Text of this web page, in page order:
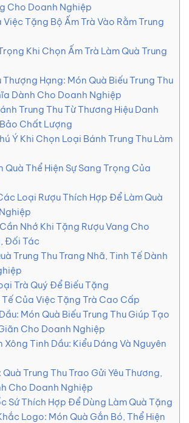
Cho Doanh Nghiệp
Tặng Bộ Ấm Trà Vào Rằm Trung
Khi Chọn Ấm Trà Làm Quà Trung
Thượng Hạng: Món Quà Biếu Trung Thu
Dành Cho Doanh Nghiệp
Trung Thu Từ Thương Hiệu Danh
Chất Lượng
Ý Khi Chọn Loại Bánh Trung Thu Làm
Quà Thể Hiện Sự Sang Trọng Của
Loại Rượu Thích Hợp Để Làm Quà
Nhớ Khi Tặng Rượu Vang Cho
Đối Tác
Trung Thu Trang Nhã, Tinh Tế Dành
Trà Quý Để Biếu Tặng
Của Việc Tặng Trà Cao Cấp
Món Quà Biếu Trung Thu Giúp Tạo
Cho Doanh Nghiệp
Tinh Dầu: Kiểu Dáng Và Nguyên
Trung Thu Trao Gửi Yêu Thương,
Cho Doanh Nghiệp
Sứ Thích Hợp Để Dùng Làm Quà Tặng
Logo: Món Quà Gắn Bó, Thể Hiện